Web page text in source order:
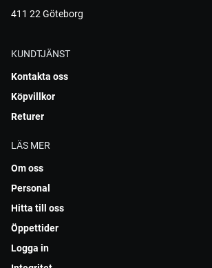
411 22 Göteborg
KUNDTJÄNST
Kontakta oss
Köpvillkor
Returer
LÄS MER
Om oss
Personal
Hitta till oss
Öppettider
Logga in